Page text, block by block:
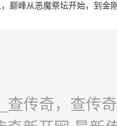
巅峰从恶魔祭坛开始，到金刚
传奇，查传